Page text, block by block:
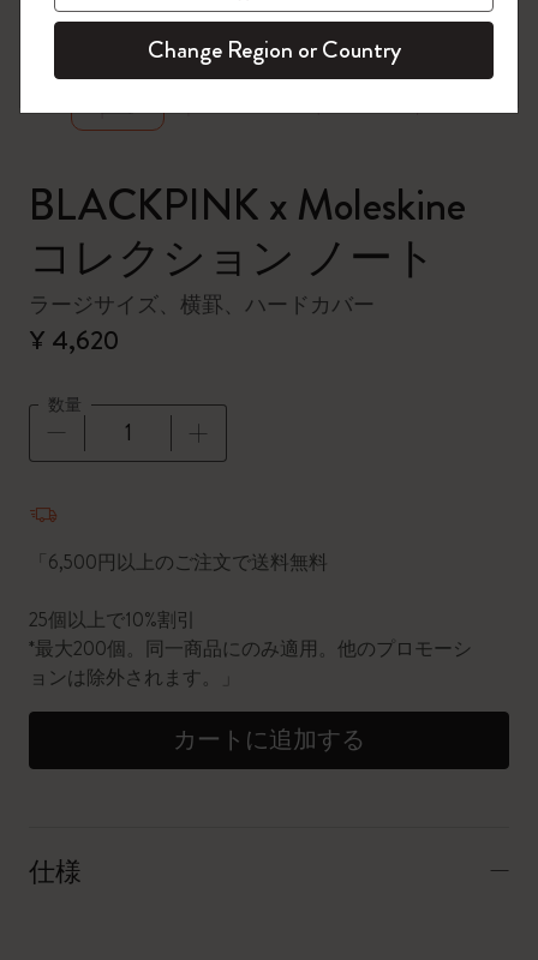
BLACKPINK x Moleskine
コレクション ノート
ラージサイズ、横罫、ハードカバー
¥ 4,620
数量
「6,500円以上のご注文で送料無料
25個以上で10%割引
*最大200個。同一商品にのみ適用。他のプロモーシ
ョンは除外されます。」
カートに追加する
仕様
今すぐ会員登録 !
Change Region or Country